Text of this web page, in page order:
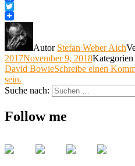
Facebook
Twitter
Autor Stefan Weber Aich
2017November 9, 2018Kategorien
David BowieSchreibe einen
sein.
Suche nach:
Follow me